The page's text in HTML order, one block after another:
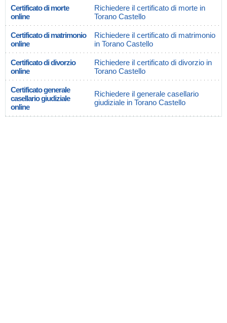
Certificato di morte
online
Richiedere il certificato di morte in
Torano Castello
Certificato di matrimonio
online
Richiedere il certificato di matrimonio
in Torano Castello
Certificato di divorzio
online
Richiedere il certificato di divorzio in
Torano Castello
Certificato generale
casellario giudiziale
online
Richiedere il generale casellario
giudiziale in Torano Castello